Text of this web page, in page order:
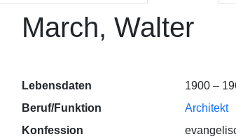
March, Walter
Lebensdaten
1900 –
Beruf/Funktion
Architekt
Konfession